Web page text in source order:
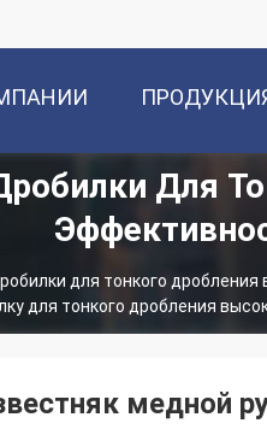
Для
для тонкого
для тонкого дробления
медной